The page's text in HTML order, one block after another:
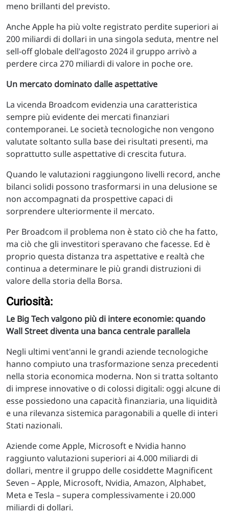
meno brillanti del previsto.
Anche Apple ha più volte registrato perdite superiori ai
200 miliardi di dollari in una singola seduta, mentre nel
sell-off globale dell'agosto 2024 il gruppo arrivò a
perdere circa 270 miliardi di valore in poche ore.
Un mercato dominato dalle aspettative
La vicenda Broadcom evidenzia una caratteristica
sempre più evidente dei mercati finanziari
contemporanei. Le società tecnologiche non vengono
valutate soltanto sulla base dei risultati presenti, ma
soprattutto sulle aspettative di crescita futura.
Quando le valutazioni raggiungono livelli record, anche
bilanci solidi possono trasformarsi in una delusione se
non accompagnati da prospettive capaci di
sorprendere ulteriormente il mercato.
Per Broadcom il problema non è stato ciò che ha fatto,
ma ciò che gli investitori speravano che facesse. Ed è
proprio questa distanza tra aspettative e realtà che
continua a determinare le più grandi distruzioni di
valore della storia della Borsa.
Curiosità:
Le Big Tech valgono più di intere economie: quando
Wall Street diventa una banca centrale parallela
Negli ultimi vent'anni le grandi aziende tecnologiche
hanno compiuto una trasformazione senza precedenti
nella storia economica moderna. Non si tratta soltanto
di imprese innovative o di colossi digitali: oggi alcune di
esse possiedono una capacità finanziaria, una liquidità
e una rilevanza sistemica paragonabili a quelle di interi
Stati nazionali.
Aziende come Apple, Microsoft e Nvidia hanno
raggiunto valutazioni superiori ai 4.000 miliardi di
dollari, mentre il gruppo delle cosiddette Magnificent
Seven – Apple, Microsoft, Nvidia, Amazon, Alphabet,
Meta e Tesla – supera complessivamente i 20.000
miliardi di dollari.